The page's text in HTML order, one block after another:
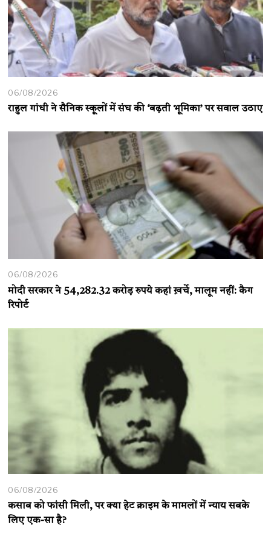
06/08/2026
राहुल गांधी ने सैनिक स्कूलों में संघ की ‘बढ़ती भूमिका’ पर सवाल उठाए
06/08/2026
मोदी सरकार ने 54,282.32 करोड़ रुपये कहां ख़र्चे, मालूम नहीं: कैग
रिपोर्ट
06/08/2026
कसाब को फांसी मिली, पर क्या हेट क्राइम के मामलों में न्याय सबके
लिए एक-सा है?